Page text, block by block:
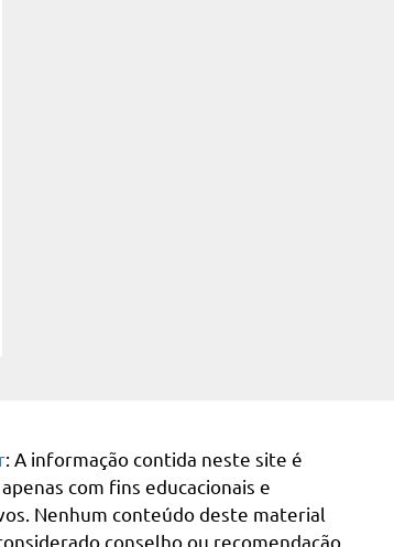
: A informação contida neste site é
com fins educacionais e
Nenhum conteúdo deste material
conselho ou recomendação